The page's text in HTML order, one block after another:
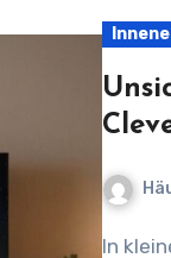
In kleinen Räumen kann es oft schwierig sein, Ordnung